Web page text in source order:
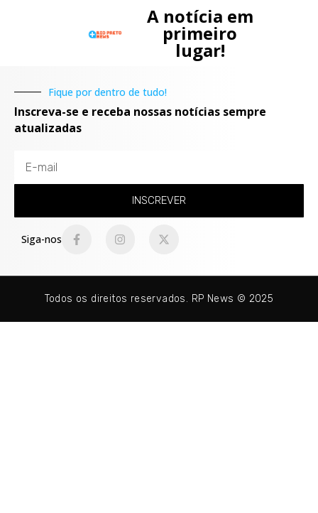
A notícia em
primeiro
lugar!
Fique por dentro de tudo!
Inscreva-se e receba nossas notícias sempre
atualizadas
INSCREVER
Siga-nos
Todos os direitos reservados. RP News © 2025